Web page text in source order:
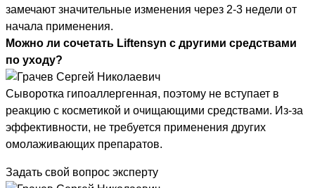
замечают значительные изменения через 2-3 недели от
начала применения.
Можно ли сочетать Liftensyn с другими средствами
по уходу?
Сыворотка гипоаллергенная, поэтому не вступает в
реакцию с косметикой и очищающими средствами. Из-за
эффективности, не требуется применения других
омолаживающих препаратов.
Задать свой вопрос эксперту